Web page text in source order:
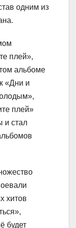
одним из
плей»,
альбоме
«Дни и
плей»
и стал
хитов
будет